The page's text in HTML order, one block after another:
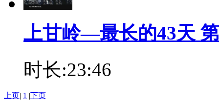
上甘岭—最长的43天
时长:23:46
上页| 1 |下页